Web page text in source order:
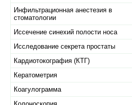
Инфильтрационная анестезия в
стоматологии
Иссечение синехий полости носа
Исследование секрета простаты
Кардиотокография (КТГ)
Кератометрия
Коагулограмма